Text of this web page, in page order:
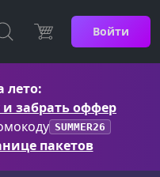
Войти
лето:
и забрать оффер
SUMMER26
пакетов